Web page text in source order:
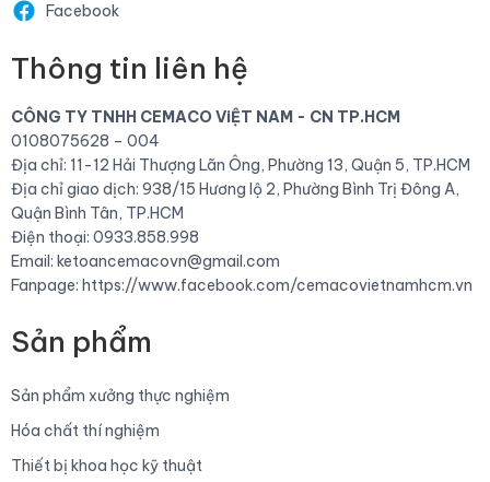
Facebook
Thông tin liên hệ
CÔNG TY TNHH CEMACO ViỆT NAM - CN TP.HCM
0108075628 – 004
Địa chỉ: 11-12 Hải Thượng Lãn Ông, Phường 13, Quận 5, TP.HCM
Địa chỉ giao dịch: 938/15 Hương lộ 2, Phường Bình Trị Đông A,
Quận Bình Tân, TP.HCM
Điện thoại: 0933.858.998
Email: ketoancemacovn@gmail.com
Fanpage: https://www.facebook.com/cemacovietnamhcm.vn
Sản phẩm
Sản phẩm xưởng thực nghiệm
Hóa chất thí nghiệm
Thiết bị khoa học kỹ thuật